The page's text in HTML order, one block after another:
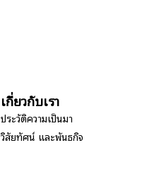
เกี่ยวกับเรา
ประวัติความเป็นมา
วิสัยทัศน์ และพันธกิจ